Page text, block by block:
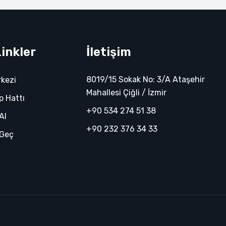
Hattı
İletişim
8019/15 Sokak No: 3/A Ataşehir
Mahallesi Çiğli / İzmir
+90 534 274 51 38
+90 232 376 34 33